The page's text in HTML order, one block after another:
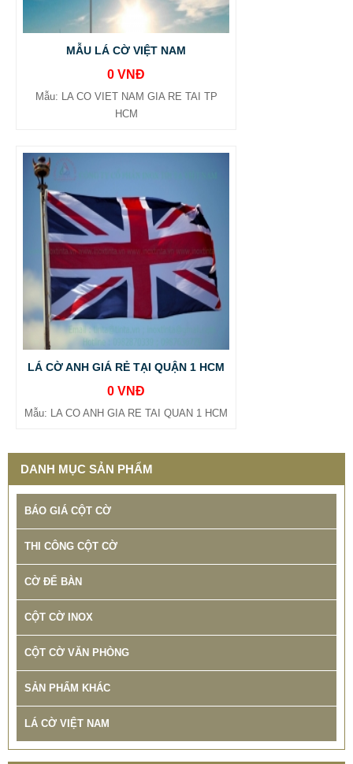
MẪU LÁ CỜ VIỆT NAM
0 VNĐ
Mẫu: LA CO VIET NAM GIA RE TAI TP
HCM
LÁ CỜ ANH GIÁ RẺ TẠI QUẬN 1 HCM
0 VNĐ
Mẫu: LA CO ANH GIA RE TAI QUAN 1 HCM
DANH MỤC SẢN PHẨM
BÁO GIÁ CỘT CỜ
THI CÔNG CỘT CỜ
CỜ ĐỂ BÀN
CỘT CỜ INOX
CỘT CỜ VĂN PHÒNG
SẢN PHẨM KHÁC
LÁ CỜ VIỆT NAM